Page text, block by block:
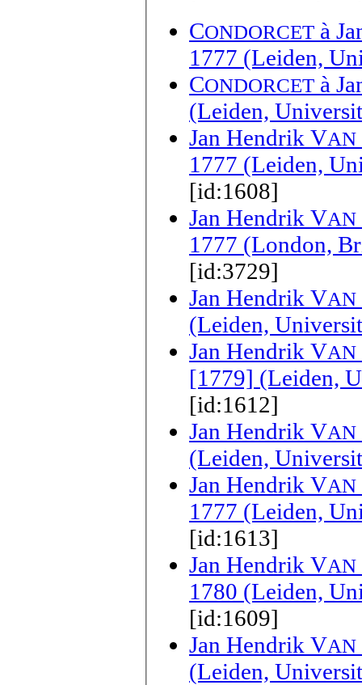
CONDORCET à
1777 (Leiden,
CONDORCET à
(Leiden,
Jan Hendrik VAN
1777 (Leiden,
[id:1608]
Jan Hendrik VAN
1777 (London,
[id:3729]
Jan Hendrik VAN
(Leiden,
Jan Hendrik VAN
[1779] (Leiden,
[id:1612]
Jan Hendrik VAN
(Leiden,
Jan Hendrik VAN
1777 (Leiden,
[id:1613]
Jan Hendrik VAN
1780 (Leiden,
[id:1609]
Jan Hendrik VAN
(Leiden,